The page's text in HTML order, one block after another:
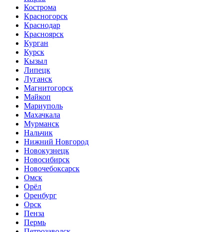
Кострома
Красногорск
Краснодар
Красноярск
Курган
Курск
Кызыл
Липецк
Луганск
Магнитогорск
Майкоп
Мариуполь
Махачкала
Мурманск
Нальчик
Нижний Новгород
Новокузнецк
Новосибирск
Новочебоксарск
Омск
Орёл
Оренбург
Орск
Пенза
Пермь